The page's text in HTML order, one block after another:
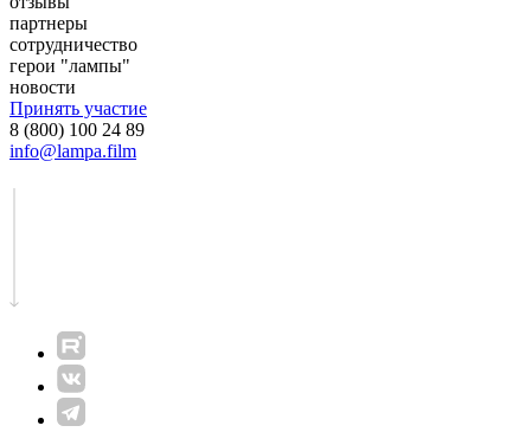
партнеры
сотрудничество
герои "лампы"
новости
Принять участие
8 (800) 100 24 89
info@lampa.film